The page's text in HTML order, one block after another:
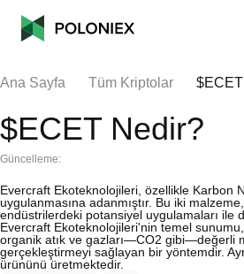
Ana Sayfa Tüm Kriptolar $ECET
$ECET Nedir?
Güncelleme:
Evercraft Ekoteknolojileri, özellikle Karbon
uygulanmasına adanmıştır. Bu iki
endüstrilerdeki potansiyel uygulamaları ile
Evercraft Ekoteknolojileri'nin temel
organik atık ve gazları—CO2 gibi—değerli
gerçekleştirmeyi sağlayan bir yöntemdir.
ürününü üretmektedir.